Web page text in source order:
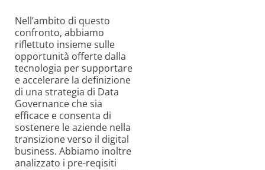
Nell’ambito di questo
confronto, abbiamo
riflettuto insieme sulle
opportunità offerte dalla
tecnologia per supportare
e accelerare la definizione
di una strategia di Data
Governance che sia
efficace e consenta di
sostenere le aziende nella
transizione verso il digital
business. Abbiamo inoltre
analizzato i pre-reqisiti